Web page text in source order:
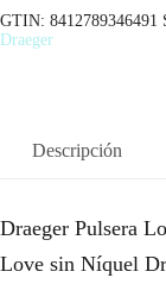
GTIN: 8412789346491
Draeger
Descripción
Draeger Pulsera
Love sin Níquel